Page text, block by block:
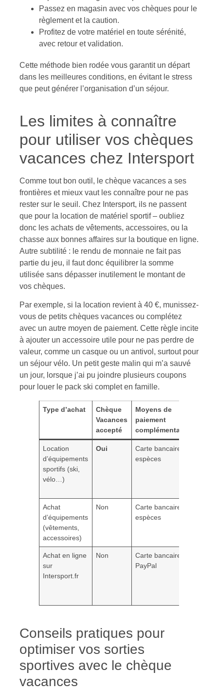
Passez en magasin avec vos chèques pour le
règlement et la caution.
Profitez de votre matériel en toute sérénité,
avec retour et validation.
Cette méthode bien rodée vous garantit un départ
dans les meilleures conditions, en évitant le stress
que peut générer l’organisation d’un séjour.
Les limites à connaître
pour utiliser vos chèques
vacances chez Intersport
Comme tout bon outil, le chèque vacances a ses
frontières et mieux vaut les connaître pour ne pas
rester sur le seuil. Chez Intersport, ils ne passent
que pour la location de matériel sportif – oubliez
donc les achats de vêtements, accessoires, ou la
chasse aux bonnes affaires sur la boutique en ligne.
Autre subtilité : le rendu de monnaie ne fait pas
partie du jeu, il faut donc équilibrer la somme
utilisée sans dépasser inutilement le montant de
vos chèques.
Par exemple, si la location revient à 40 €, munissez-
vous de petits chèques vacances ou complétez
avec un autre moyen de paiement. Cette règle incite
à ajouter un accessoire utile pour ne pas perdre de
valeur, comme un casque ou un antivol, surtout pour
un séjour vélo. Un petit geste malin qui m’a sauvé
un jour, lorsque j’ai pu joindre plusieurs coupons
pour louer le pack ski complet en famille.
Type d’achat
Chèque
Vacances
accepté
Moyens de
paiement
complémentaires
Location
d’équipements
sportifs (ski,
vélo…)
Oui
Carte bancaire,
espèces
Achat
d’équipements
(vêtements,
accessoires)
Non
Carte bancaire,
espèces
Achat en ligne
sur
Intersport.fr
Non
Carte bancaire,
PayPal
Conseils pratiques pour
optimiser vos sorties
sportives avec le chèque
vacances